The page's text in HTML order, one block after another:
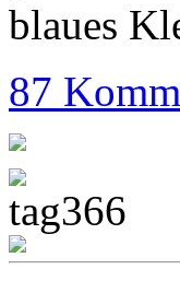
blaues
87